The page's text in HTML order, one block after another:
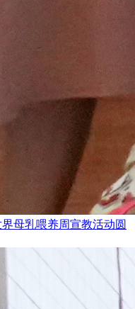
母乳喂养周宣教活动圆